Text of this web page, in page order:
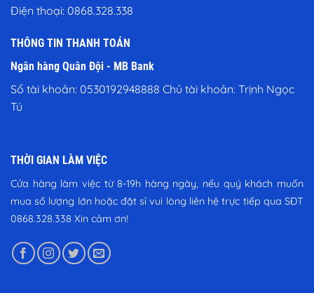
Điện thoại: 0868.328.338
THÔNG TIN THANH TOÁN
Ngân hàng Quân Đội - MB Bank
Số tài khoản: 0530192948888 Chủ tài khoản: Trịnh Ngọc
Tú
THỜI GIAN LÀM VIỆC
Cửa hàng làm việc từ 8-19h hàng ngày, nếu quý khách muốn
mua số lượng lớn hoặc đặt sỉ vui lòng liên hệ trực tiếp qua SĐT
0868.328.338 Xin cảm ơn!